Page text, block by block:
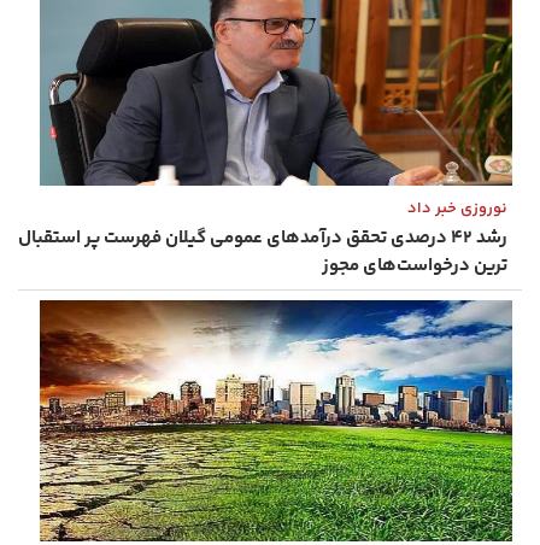
نوروزی خبر داد
رشد ۴۲ درصدی تحقق درآمدهای عمومی گیلان فهرست پر استقبال
ترین درخواست‌های مجوز